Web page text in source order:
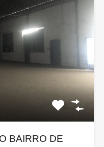
BAIRRO DE